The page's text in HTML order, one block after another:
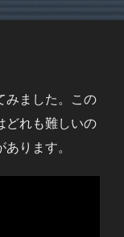
みました。この
どれも難しいの
ります。